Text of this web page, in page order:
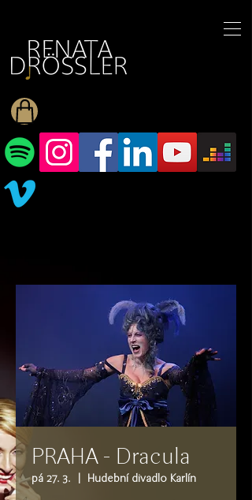
PRAHA - Dracula
pá 27. 3. Hudební divadlo Karlín